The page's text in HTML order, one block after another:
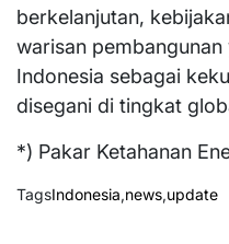
berkelanjutan,
warisan
Indonesia sebagai
disegani di tingkat
*) Pakar Ketahanan
TagsIndonesia,news,update